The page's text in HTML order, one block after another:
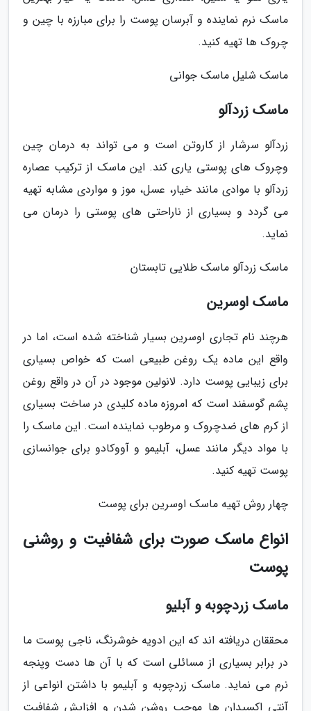
ماسک نرم نماینده و آبرسان پوست را برای مبارزه با چین و
چروک ها تهیه کنید.
ماسک شلیل ماسک جوانی
ماسک زردآلو
زردآلو سرشار از کاروتن است و می تواند به درمان چین
وچروک های پوستی یاری کند. این ماسک از ترکیب عصاره
زردآلو با موادی مانند خیار، عسل، موز و مواردی مشابه تهیه
می گردد و بسیاری از ناراحتی های پوستی را درمان می
نماید.
ماسک زردآلو ماسک طلایی تابستان
ماسک اوسرین
هرچند نام تجاری اوسرین بسیار شناخته شده است، اما در
واقع این ماده یک روغن طبیعی است که خواص بسیاری
برای زیبایی پوست دارد. لانولین موجود در آن در واقع روغن
پشم گوسفند است که امروزه ماده کلیدی در ساخت بسیاری
از کرم های ضدچروک و مرطوب نماینده است. این ماسک را
با مواد دیگر مانند عسل، آبلیمو و آووکادو برای جوانسازی
پوست تهیه کنید.
چهار روش تهیه ماسک اوسرین برای پوست
انواع ماسک صورت برای شفافیت و روشنی
پوست
ماسک زردچوبه و آبلیو
محققان دریافته اند که این ادویه خوشرنگ، ناجی پوست ما
در برابر بسیاری از مسائلی است که با آن ها دست وپنجه
نرم می نماید. ماسک زردچوبه و آبلیمو با داشتن انواعی از
آنتی اکسیدان ها موجب روشن شدن و افزایش شفافیت